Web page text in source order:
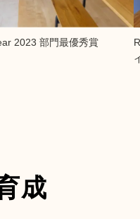
2023 部門最優秀賞
成